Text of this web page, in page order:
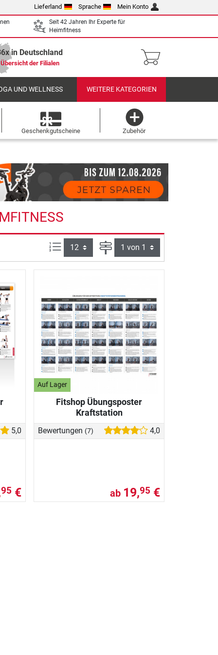
Lieferland Sprache Mein Konto
Seit 42 Jahren Ihr Experte für
Heimfitness
in Deutschland
Übersicht der Filialen
UND WELLNESS WEITERE KATEGORIEN
Geschenkgutscheine Zubehör
Artikel pro Seite: Seite
5,0
95 €
Auf Lager
Fitshop Übungsposter
Kraftstation
Bewertungen (7) 4,0
ab 19,95 €